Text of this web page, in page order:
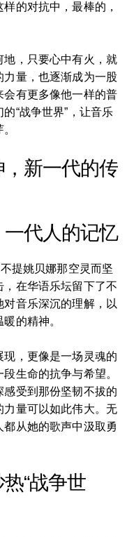
的对抗中，最棒的，
，只要心中有火，就
量，也逐渐成为一股
有更多像他一样的普
“战争世界”，让音乐
新一代的传
代人的记忆
提姚贝娜那空灵而坚
在华语乐坛留下了不
音乐深沉的理解，以
的精神。
，更像是一场灵魂的
生命的抗争与希望。
受到那份坚韧不拔的
量可以如此伟大。无
从她的歌声中汲取勇
“战争世